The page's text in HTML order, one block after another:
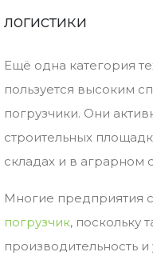
логистики
Ещё одна категория
пользуется высоким
погрузчики. Они
строительных
складах и в аграрном
Многие предприятия
погрузчик, поскольку
производительность и